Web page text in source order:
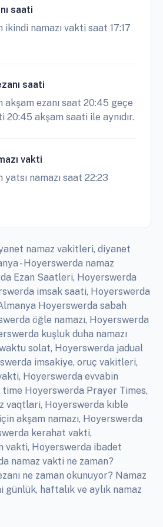
saati
namazı vakti saat 17:17
saati
akşam ezanı saat 20:45 geçe
akşam saati ile aynıdır.
vakti
namazı saat 22:23
namaz vakitleri, diyanet
- Hoyerswerda namaz
Ezan Saatleri, Hoyerswerda
imsak saati, Hoyerswerda
Hoyerswerda sabah
öğle namazı, Hoyerswerda
kuşluk duha namazı
solat, Hoyerswerda jadual
imsakiye, oruç vakitleri,
Hoyerswerda evvabin
time Hoyerswerda Prayer Times,
vaqtlari, Hoyerswerda kıble
akşam namazı, Hoyerswerda
kerahat vakti,
vakti, Hoyerswerda ibadet
namaz vakti ne zaman?
ne zaman okunuyor? Namaz
haftalık ve aylık namaz